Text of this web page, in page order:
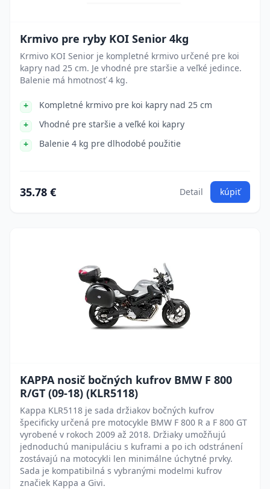
Krmivo pre ryby KOI Senior 4kg
Krmivo KOI Senior je kompletné krmivo určené pre koi
kapry nad 25 cm. Je vhodné pre staršie a veľké jedince.
Balenie má hmotnosť 4 kg.
Kompletné krmivo pre koi kapry nad 25 cm
Vhodné pre staršie a veľké koi kapry
Balenie 4 kg pre dlhodobé použitie
35.78 € Detail kúpiť
KAPPA nosič bočných kufrov BMW F 800
R/GT (09-18) (KLR5118)
Kappa KLR5118 je sada držiakov bočných kufrov
špecificky určená pre motocykle BMW F 800 R a F 800 GT
vyrobené v rokoch 2009 až 2018. Držiaky umožňujú
jednoduchú manipuláciu s kuframi a po ich odstránení
zostávajú na motocykli len minimálne úchytné prvky.
Sada je kompatibilná s vybranými modelmi kufrov
značiek Kappa a Givi.